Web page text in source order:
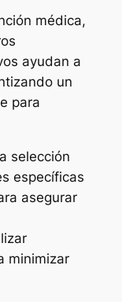
médica,
ayudan a
un
para
selección
específicas
asegurar
minimizar